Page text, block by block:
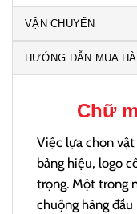
VẬN CHUYỂN
HƯỚNG DẪN MUA
Chữ
Việc lựa chọn
bảng hiệu, logo
trọng. Một trong
chuộng hàng